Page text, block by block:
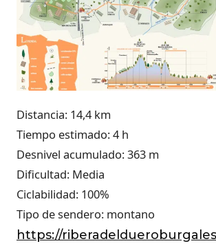
Distancia: 14,4 km
Tiempo estimado: 4 h
Desnivel acumulado: 363 m
Dificultad: Media
Ciclabilidad: 100%
Tipo de sendero: montano
https://